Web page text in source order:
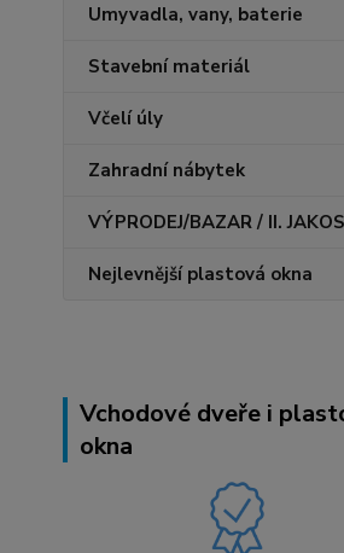
Umyvadla, vany, baterie
Stavební materiál
Včelí úly
Zahradní nábytek
VÝPRODEJ/BAZAR / II.
Nejlevnější plastová okna
Vchodové dveře i
okna